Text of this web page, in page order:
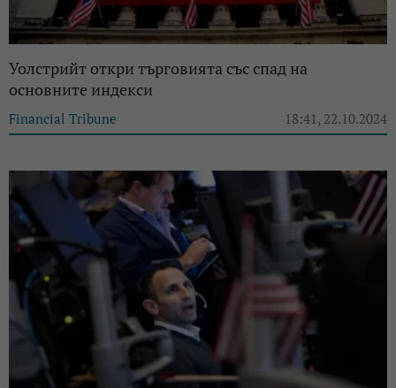
Уолстрийт откри търговията със спад на
основните индекси
Financial Tribune 18:41, 22.10.2024